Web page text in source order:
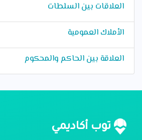
العلاقات بين السلطات
الأملاك العمومية
العلاقة بين الحاكم والمحكوم
توب أكاديمي